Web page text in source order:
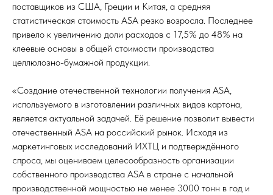
поставщиков из США, Греции и Китая, а средняя
статистическая стоимость ASA резко возросла. Последнее
привело к увеличению доли расходов с 17,5% до 48% на
клеевые основы в общей стоимости производства
целлюлозно-бумажной продукции.
«Создание отечественной технологии получения ASA,
используемого в изготовлении различных видов картона,
является актуальной задачей. Её решение позволит вывести
отечественный ASA на российский рынок. Исходя из
маркетинговых исследований ИХТЦ и подтверждённого
спроса, мы оцениваем целесообразность организации
собственного производства ASA в стране с начальной
производственной мощностью не менее 3000 тонн в год и